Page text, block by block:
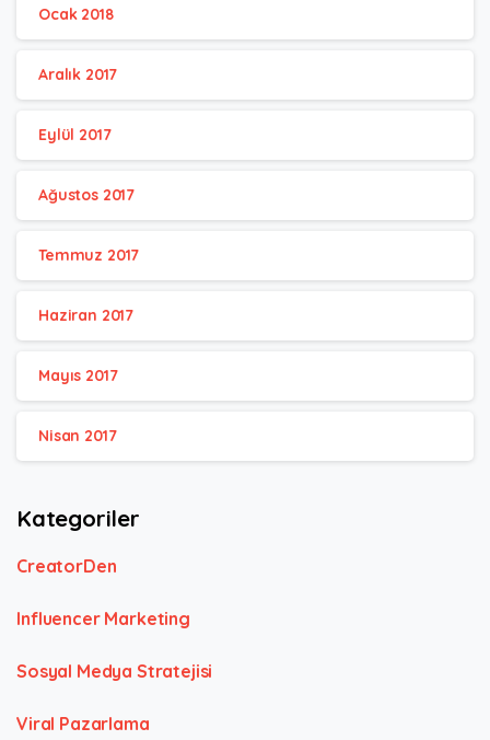
Ocak 2018
Aralık 2017
Eylül 2017
Ağustos 2017
Temmuz 2017
Haziran 2017
Mayıs 2017
Nisan 2017
Kategoriler
CreatorDen
Influencer Marketing
Sosyal Medya Stratejisi
Viral Pazarlama